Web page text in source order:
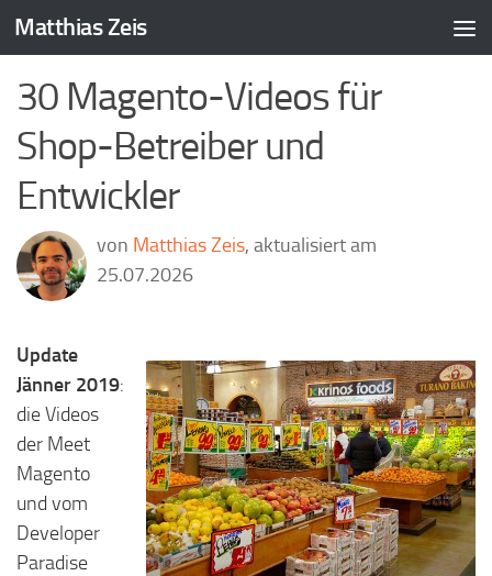
Zum Inhalt springen
Matthias Zeis
30 Magento-Videos für
Shop-Betreiber und
Entwickler
von Matthias Zeis, aktualisiert am
25.07.2026
Update
Jänner 2019:
die Videos
der Meet
Magento
und vom
Developer
Paradise